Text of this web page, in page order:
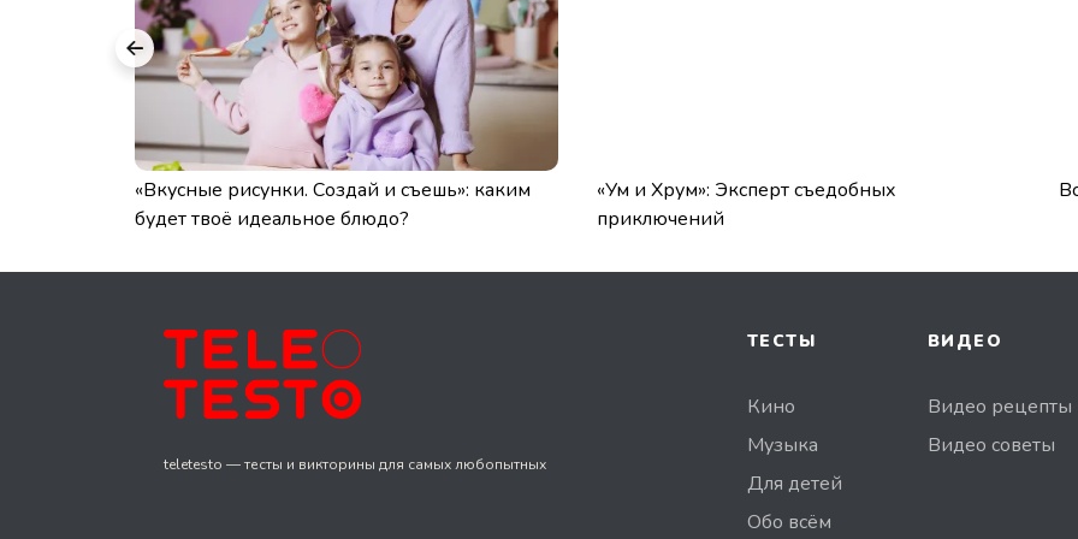
«Вкусные рисунки. Создай и съешь»: каким
будет твоё идеальное блюдо?
«Ум и Хрум»: Эксперт съедобных
приключений
teletesto — тесты и викторины для самых любопытных
ТЕСТЫ
Кино
Музыка
Для детей
Обо всём
ВИДЕО
Видео рецепты
Видео советы